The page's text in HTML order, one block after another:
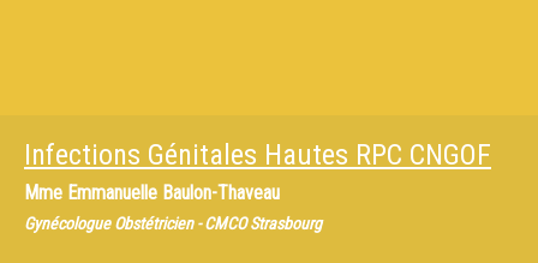
Infections Génitales Hautes RPC CNGOF
Mme Emmanuelle Baulon-Thaveau
Gynécologue Obstétricien - CMCO Strasbourg